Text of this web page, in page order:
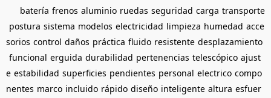
batería frenos aluminio ruedas seguridad carga transporte
postura sistema modelos electricidad limpieza humedad acce
sorios control daños práctica fluido resistente desplazamiento
funcional erguida durabilidad pertenencias telescópico ajust
e estabilidad superficies pendientes personal electrico compo
nentes marco incluido rápido diseño inteligente altura esfuer